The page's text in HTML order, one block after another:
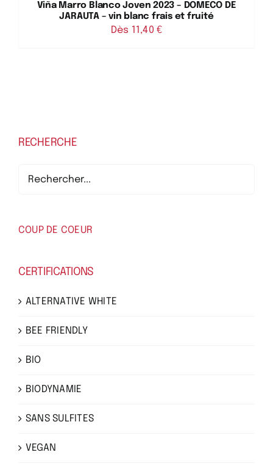
Viña Marro Blanco Joven 2023 – DOMECO DE
JARAUTA – vin blanc frais et fruité
Dès 11,40€
RECHERCHE
COUP DE COEUR
CERTIFICATIONS
ALTERNATIVE WHITE
BEE FRIENDLY
BIO
BIODYNAMIE
SANS SULFITES
VEGAN